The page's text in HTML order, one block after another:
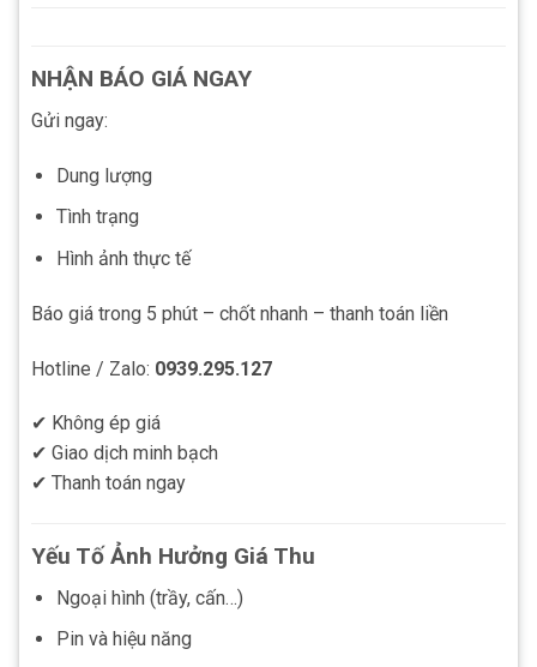
NHẬN BÁO GIÁ NGAY
Gửi ngay:
Dung lượng
Tình trạng
Hình ảnh thực tế
Báo giá trong 5 phút – chốt nhanh – thanh toán liền
Hotline / Zalo: 0939.295.127
✔ Không ép giá
✔ Giao dịch minh bạch
✔ Thanh toán ngay
Yếu Tố Ảnh Hưởng Giá Thu
Ngoại hình (trầy, cấn…)
Pin và hiệu năng